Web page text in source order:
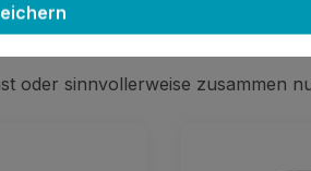
oder sinnvollerweise zusammen